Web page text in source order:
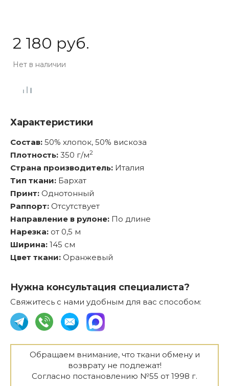
2 180 руб.
Нет в наличии
Характеристики
Состав: 50% хлопок, 50% вискоза
Плотность: 350 г/м2
Страна производитель: Италия
Тип ткани: Бархат
Принт: Однотонный
Раппорт: Отсутствует
Направление в рулоне: По длине
Нарезка: от 0,5 м
Ширина: 145 см
Цвет ткани: Оранжевый
Нужна консультация специалиста?
Свяжитесь с нами удобным для вас способом:
Обращаем внимание, что ткани обмену и
возврату не подлежат!
Согласно постановлению №55 от 1998 г.